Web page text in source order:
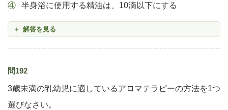
半身浴に使用する精油は、10滴以下にする
解答を見る
問192
3歳未満の乳幼児に適しているアロマテラピーの方法を1つ
選びなさい。